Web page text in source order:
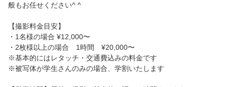
般もお任せください^ ^
【撮影料金目安】
・1名様の場合 ¥12,000〜
・2枚様以上の場合 1時間 ¥20,000〜
※基本的にはレタッチ・交通費込みの料金です
※被写体が学生さんのみの場合、学割いたします